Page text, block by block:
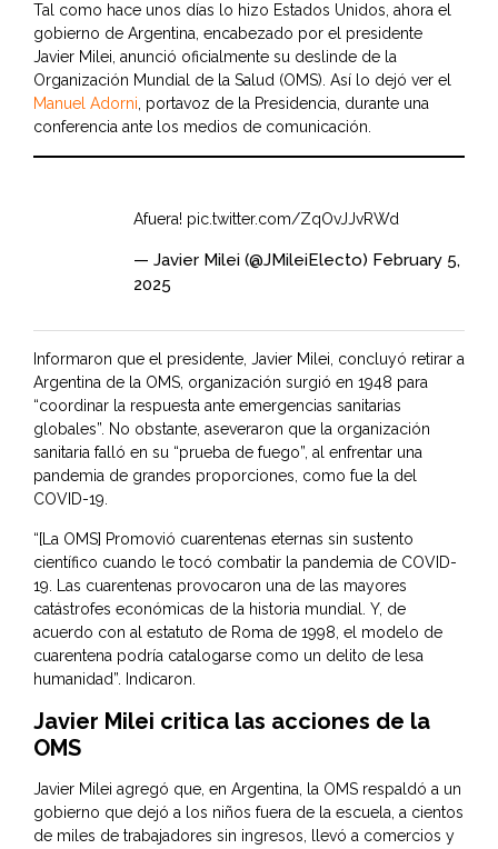
Tal como hace unos días lo hizo Estados Unidos, ahora el
gobierno de Argentina, encabezado por el presidente
Javier Milei, anunció oficialmente su deslinde de la
Organización Mundial de la Salud (OMS). Así lo dejó ver el
Manuel Adorni, portavoz de la Presidencia, durante una
conferencia ante los medios de comunicación.
Afuera! pic.twitter.com/ZqOvJJvRWd
— Javier Milei (@JMileiElecto) February 5,
2025
Informaron que el presidente, Javier Milei, concluyó retirar a
Argentina de la OMS, organización surgió en 1948 para
“coordinar la respuesta ante emergencias sanitarias
globales”. No obstante, aseveraron que la organización
sanitaria falló en su “prueba de fuego”, al enfrentar una
pandemia de grandes proporciones, como fue la del
COVID-19.
“[La OMS] Promovió cuarentenas eternas sin sustento
científico cuando le tocó combatir la pandemia de COVID-
19. Las cuarentenas provocaron una de las mayores
catástrofes económicas de la historia mundial. Y, de
acuerdo con al estatuto de Roma de 1998, el modelo de
cuarentena podría catalogarse como un delito de lesa
humanidad”. Indicaron.
Javier Milei critica las acciones de la
OMS
Javier Milei agregó que, en Argentina, la OMS respaldó a un
gobierno que dejó a los niños fuera de la escuela, a cientos
de miles de trabajadores sin ingresos, llevó a comercios y